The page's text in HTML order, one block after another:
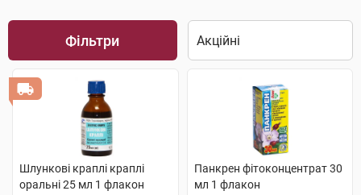
Фільтри
Шлункові краплі краплі
оральні 25 мл 1 флакон
Панкрен фітоконцентрат 30
мл 1 флакон